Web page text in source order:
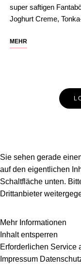
super saftigen
Joghurt Creme,
MEHR
Navigation
Sie sehen gerade
auf den eigentlichen
Schaltfläche unten.
Drittanbieter
Mehr Informationen
Inhalt entsperren
Erforderlichen Service
Impressum